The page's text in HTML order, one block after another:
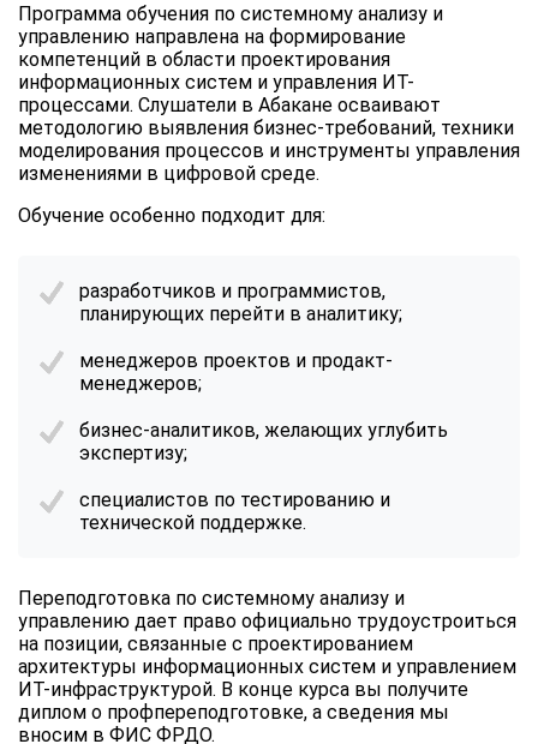
Программа обучения по системному анализу и
управлению направлена на формирование
компетенций в области проектирования
информационных систем и управления ИТ-
процессами. Слушатели в Абакане осваивают
методологию выявления бизнес-требований, техники
моделирования процессов и инструменты управления
изменениями в цифровой среде.
Обучение особенно подходит для:
разработчиков и программистов,
планирующих перейти в аналитику;
менеджеров проектов и продакт-
менеджеров;
бизнес-аналитиков, желающих углубить
экспертизу;
специалистов по тестированию и
технической поддержке.
Переподготовка по системному анализу и
управлению дает право официально трудоустроиться
на позиции, связанные с проектированием
архитектуры информационных систем и управлением
ИТ-инфраструктурой. В конце курса вы получите
диплом о профпереподготовке, а сведения мы
вносим в ФИС ФРДО.